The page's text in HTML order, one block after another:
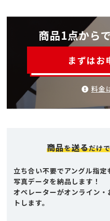
商品1点から
まずはお
料金
商品を送るだけで
立ち合い不要でアングル指
写真データを納品します！
オペレーターがオンライン
トします。